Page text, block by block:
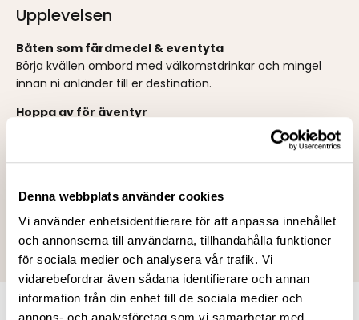
Denna webbplats använder cookies
Vi använder enhetsidentifierare för att anpassa innehållet
och annonserna till användarna, tillhandahålla funktioner
för sociala medier och analysera vår trafik. Vi
vidarebefordrar även sådana identifierare och annan
information från din enhet till de sociala medier och
Upplevelsen
Båten som färdmedel & eventyta
Börja kvällen ombord med välkomstdrinkar och mingel
innan ni anländer till er destination.
Hoppa av för äventyr
Ven, Köpenhamn eller en annan
där aktiviteter och unika upplevelser
väntar.
Party på vägen hem
öppnar och ni fortsätter festen ut på vattnet.